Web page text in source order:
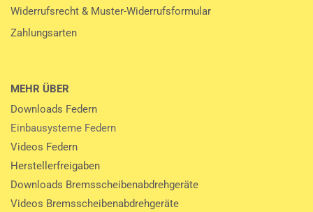
Widerrufsrecht & Muster-Widerrufsformular
Zahlungsarten
MEHR ÜBER
Downloads Federn
Einbausysteme Federn
Videos Federn
Herstellerfreigaben
Downloads Bremsscheibenabdrehgeräte
Videos Bremsscheibenabdrehgeräte